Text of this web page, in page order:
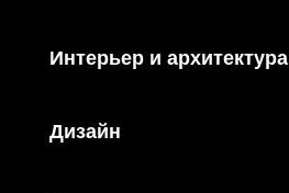
Интерьер и архитектура
Дизайн